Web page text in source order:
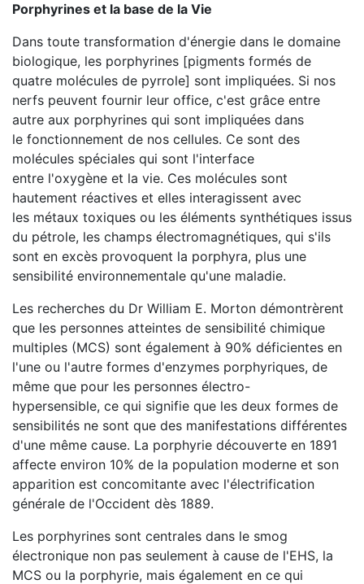
Porphyrines et la base de la Vie
Dans toute transformation d'énergie dans le domaine
biologique, les porphyrines [pigments formés de
quatre molécules de pyrrole] sont impliquées. Si nos
nerfs peuvent fournir leur office, c'est grâce entre
autre aux porphyrines qui sont impliquées dans
le fonctionnement de nos cellules. Ce sont des
molécules spéciales qui sont l'interface
entre l'oxygène et la vie. Ces molécules sont
hautement réactives et elles interagissent avec
les métaux toxiques ou les éléments synthétiques issus
du pétrole, les champs électromagnétiques, qui s'ils
sont en excès provoquent la porphyra, plus une
sensibilité environnementale qu'une maladie.
Les recherches du Dr William E. Morton démontrèrent
que les personnes atteintes de sensibilité chimique
multiples (MCS) sont également à 90% déficientes en
l'une ou l'autre formes d'enzymes porphyriques, de
même que pour les personnes électro-
hypersensible, ce qui signifie que les deux formes de
sensibilités ne sont que des manifestations différentes
d'une même cause. La porphyrie découverte en 1891
affecte environ 10% de la population moderne et son
apparition est concomitante avec l'électrification
générale de l'Occident dès 1889.
Les porphyrines sont centrales dans le smog
électronique non pas seulement à cause de l'EHS, la
MCS ou la porphyrie, mais également en ce qui